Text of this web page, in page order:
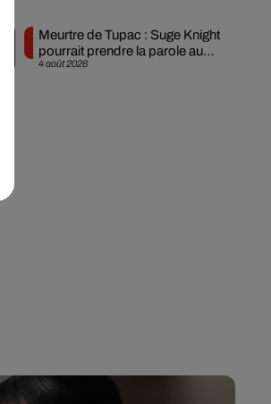
4 août 2026
Meurtre de Tupac : Suge Knight
pourrait prendre la parole au
procès